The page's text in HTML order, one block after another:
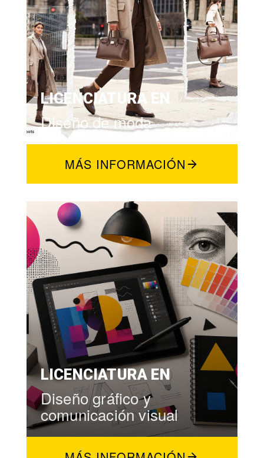
LICENCIATURA EN
Diseño de moda
MÁS INFORMACIÓN
LICENCIATURA EN
Diseño gráfico y
comunicación visual